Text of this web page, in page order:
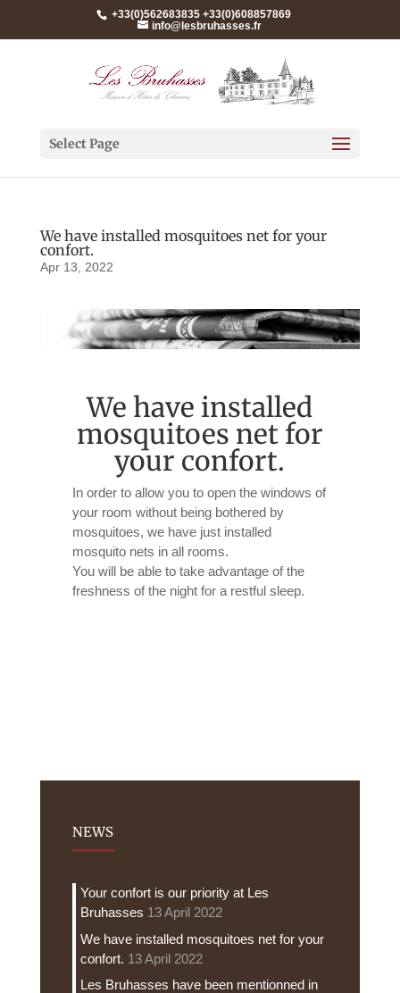
+33(0)562683835 +33(0)608857869
info@lesbruhasses.fr
Select Page
We have installed mosquitoes net for your
confort.
Apr 13, 2022
We have installed
mosquitoes net for
your confort.
In order to allow you to open the windows of
your room without being bothered by
mosquitoes, we have just installed
mosquito nets in all rooms.
You will be able to take advantage of the
freshness of the night for a restful sleep.
NEWS
Your confort is our priority at Les
Bruhasses 13 April 2022
We have installed mosquitoes net for your
confort. 13 April 2022
Les Bruhasses have been mentionned in